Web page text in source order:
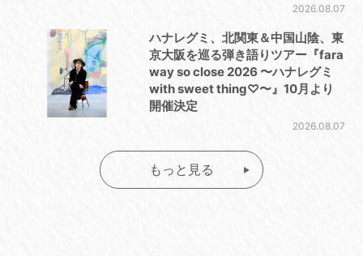
2026.08.07
ハナレグミ、北関東＆中国山陰、東
京大阪を巡る弾き語りツアー『fara
way so close 2026 〜ハナレグミ
with sweet thing♡〜』10月より
開催決定
2026.08.07
もっと見る